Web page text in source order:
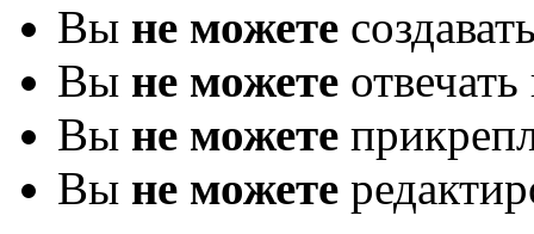
Вы не можете
Вы не можете
Вы не можете
Вы не можете